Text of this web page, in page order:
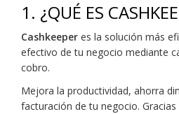
1. ¿QUÉ ES
Cashkeeper es la solución más
efectivo de tu negocio mediante
cobro.
Mejora la productividad, ahorra
facturación de tu negocio.